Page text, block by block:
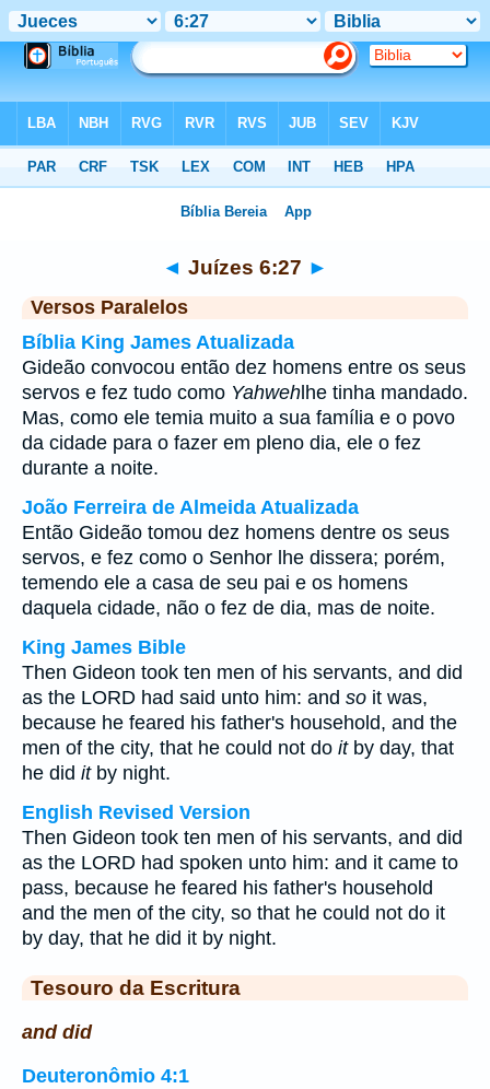
◄ Juízes 6:27 ►
Versos Paralelos
Bíblia King James Atualizada
Gideão convocou então dez homens entre os seus
servos e fez tudo como Yahweh lhe tinha mandado.
Mas, como ele temia muito a sua família e o povo
da cidade para o fazer em pleno dia, ele o fez
durante a noite.
João Ferreira de Almeida Atualizada
Então Gideão tomou dez homens dentre os seus
servos, e fez como o Senhor lhe dissera; porém,
temendo ele a casa de seu pai e os homens
daquela cidade, não o fez de dia, mas de noite.
King James Bible
Then Gideon took ten men of his servants, and did
as the LORD had said unto him: and so it was,
because he feared his father's household, and the
men of the city, that he could not do itby day, that
he did itby night.
English Revised Version
Then Gideon took ten men of his servants, and did
as the LORD had spoken unto him: and it came to
pass, because he feared his father's household
and the men of the city, so that he could not do it
by day, that he did it by night.
Tesouro da Escritura
and did
Deuteronômio 4:1